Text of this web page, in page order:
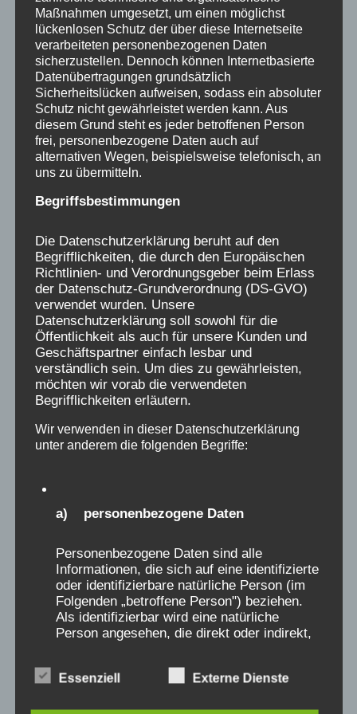
Bürgermeister Ritter vor der Ausstellungsstele,
umgeben von Zeitzeugen, er ist berührt von
den Aussagen der Betroffenen, die im starken
Gegensatz zu den Selbstaussagen der
Heimbetreibenden stehen.
freut sich über den Beginn der gesellschaftlich
längst schon überfälligen Aufarbeitung des
Themas. Die Initiative Verschickungskinder
wünscht sich die Ausstellung als dauerhafte
Ecke im Museum.
Hier ein virtuellerGang durch die
Ausstellung
Hier dieRede des Dr. Helge-Fabian Hertz
bei Ausstellungseröffnung
Betroffene aus St. Peter-Ording
Verschickungskinder e.V.“bundesweit
organisieren und engagieren
(Aktivengruppe, Landesgruppe S-H.,
Heimortgruppe SPO, Forum), in der
Landesgruppe Schleswig-Holstein, über
Landesseite Schleswig-Holstein
miteinander austauschen, oder auch
Webseitenutzen.
Maßnahmen umgesetzt, um einen möglichst
lückenlosen Schutz der über diese Internetseite
verarbeiteten personenbezogenen Daten
sicherzustellen. Dennoch können Internetbasierte
Datenübertragungen grundsätzlich
Sicherheitslücken aufweisen, sodass ein absoluter
Schutz nicht gewährleistet werden kann. Aus
diesem Grund steht es jeder betroffenen Person
frei, personenbezogene Daten auch auf
alternativen Wegen, beispielsweise telefonisch, an
uns zu übermitteln.
Begriffsbestimmungen
Die Datenschutzerklärung beruht auf den
Begrifflichkeiten, die durch den Europäischen
Richtlinien- und Verordnungsgeber beim Erlass
der Datenschutz-Grundverordnung (DS-GVO)
verwendet wurden. Unsere
Datenschutzerklärung soll sowohl für die
Öffentlichkeit als auch für unsere Kunden und
Geschäftspartner einfach lesbar und
verständlich sein. Um dies zu gewährleisten,
möchten wir vorab die verwendeten
Begrifflichkeiten erläutern.
Wir verwenden in dieser Datenschutzerklärung
unter anderem die folgenden Begriffe:
a) personenbezogene Daten
Personenbezogene Daten sind alle
Informationen, die sich auf eine identifizierte
oder identifizierbare natürliche Person (im
Folgenden „betroffene Person") beziehen.
Als identifizierbar wird eine natürliche
Person angesehen, die direkt oder indirekt,
Kennung wie einem Namen, zu einer
Kennnummer, zu Standortdaten, zu einer
Essenziell Externe Dienste